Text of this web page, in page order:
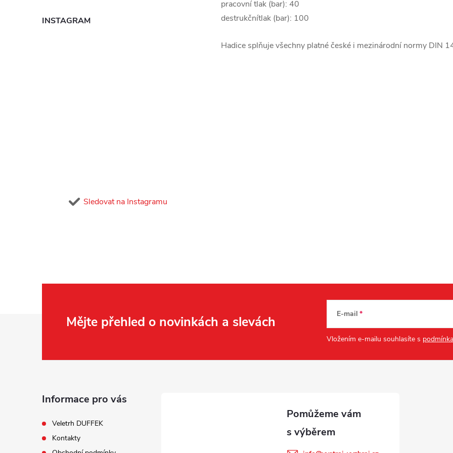
INSTAGRAM
Sledovat na Instagramu
pracovní tlak (bar): 40
destrukčnítlak (bar): 100
Hadice splňuje všechny platné české i mezinárodní normy DIN
Mějte přehled o novinkách a slevách E-mail
Vložením e-mailu souhlasíte s
Informace pro vás
Veletrh DUFFEK
Kontakty